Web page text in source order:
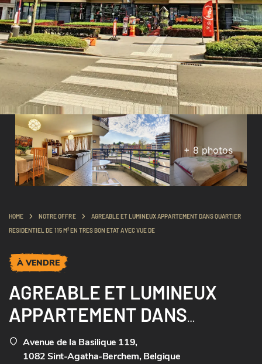
+ 8 photos
HOME NOTRE OFFRE
AGREABLE ET LUMINEUX APPARTEMENT DANS QUARTIER
RESIDENTIEL DE 115 M² EN TRES BON ETAT AVEC VUE DE
À VENDRE
AGREABLE ET LUMINEUX
APPARTEMENT DANS
QUARTIER RESIDENTIEL DE
115 M² EN TRES BON ETAT
Avenue de la Basilique 119,
1082 Sint-Agatha-Berchem, Belgique